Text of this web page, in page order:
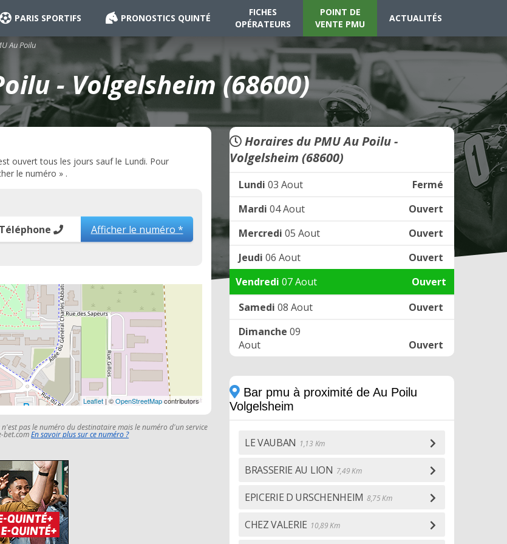
PARIS SPORTIFS PRONOSTICS QUINTÉ
FICHES
OPÉRATEURS
POINT DE
VENTE PMU
ACTUALITÉS
Au Poilu
- Volgelsheim (68600)
ouvert tous les jours sauf le Lundi. Pour
le numéro » .
Téléphone Afficher le numéro *
Leaflet | ©OpenStreetMapcontributors
pas le numéro du destinataire mais le numéro d'un service
bet.comEn savoir plus sur ce numéro ?
Horaires du PMU Au Poilu -
Volgelsheim (68600)
Lundi 03 Aout
Fermé
Mardi 04 Aout
Ouvert
Mercredi 05 Aout
Ouvert
Jeudi 06 Aout
Ouvert
Vendredi 07 Aout
Ouvert
Samedi 08 Aout
Ouvert
Dimanche 09
Aout
Ouvert
Bar pmu à proximité de Au Poilu
Volgelsheim
LE VAUBAN 1,13 Km
BRASSERIE AU LION 7,49 Km
EPICERIE D URSCHENHEIM 8,75 Km
CHEZ VALERIE 10,89 Km